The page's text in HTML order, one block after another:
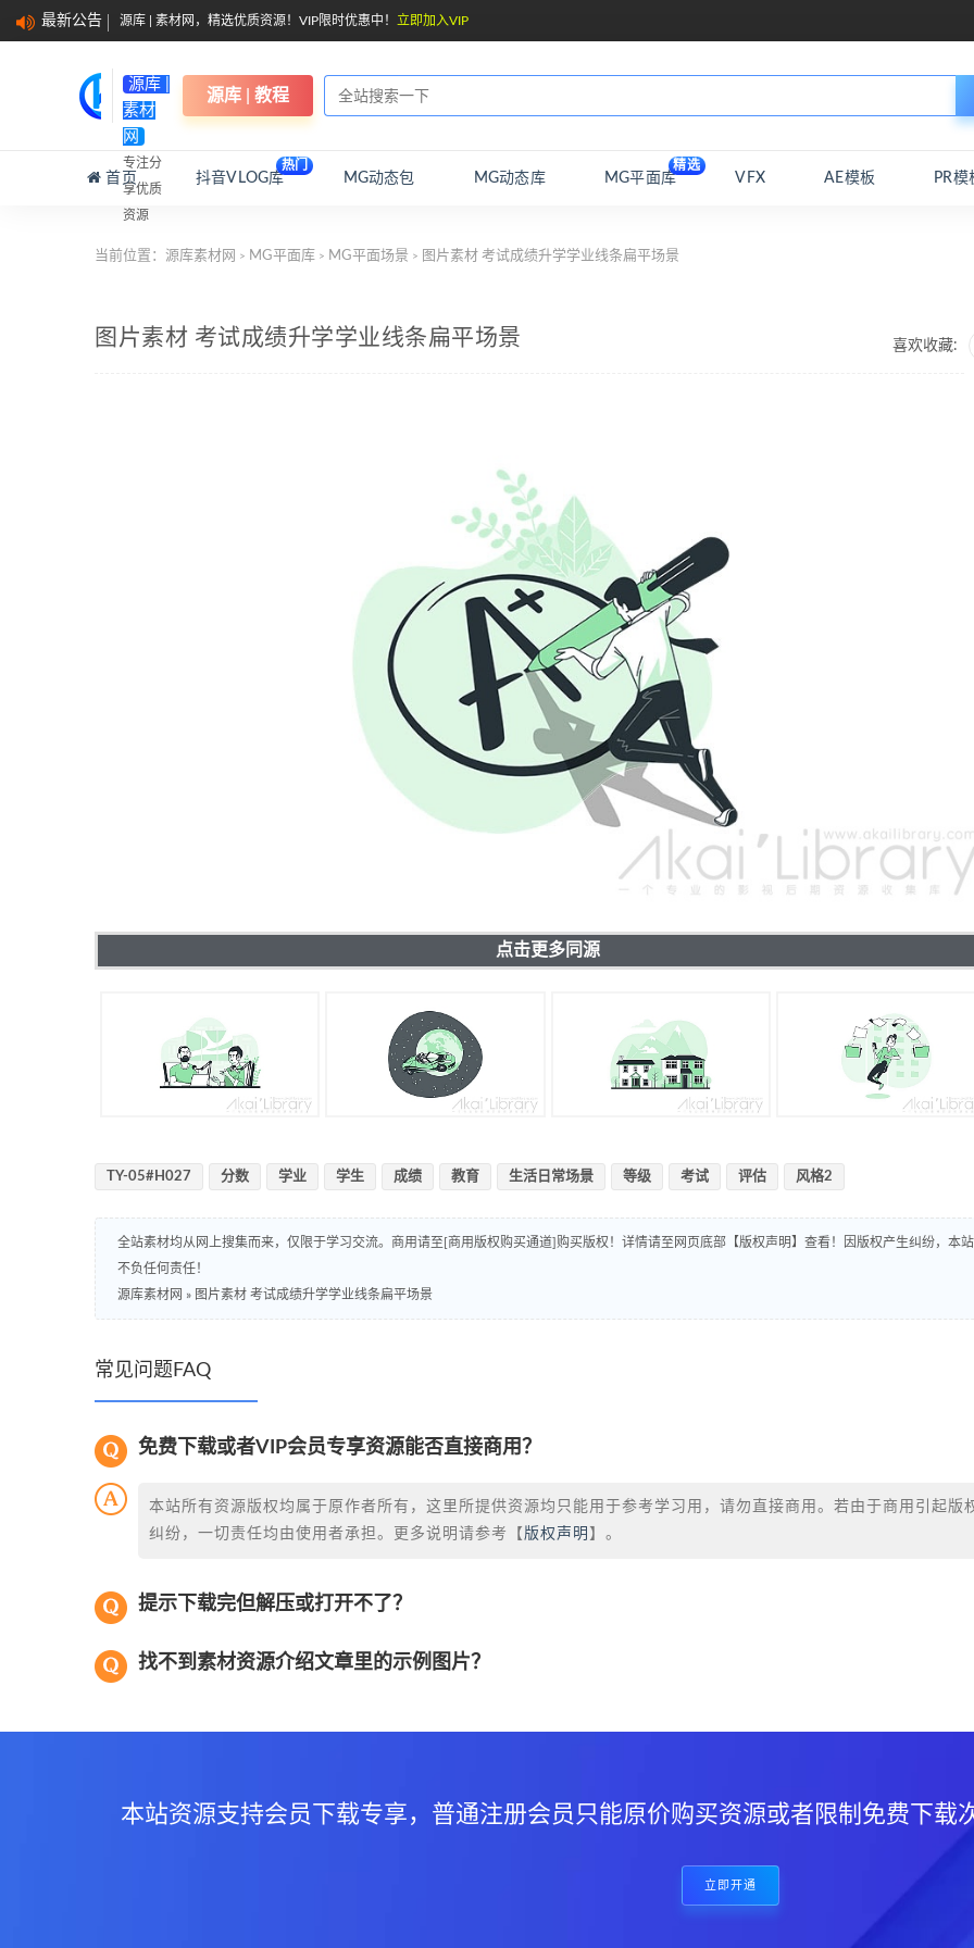
最新公告 源库 | 素材网，精选优质资源！VIP限时优惠中！ 立即加入VIP
源库 |
素材
网
专注分
享优质
资源
源库 | 教程
首页 抖音VLOG库
热门
MG动态包 MG动态库 MG平面库
精选
VFX AE模板 PR模
当前位置： 源库素材网 > MG平面库 > MG平面场景 > 图片素材 考试成绩升学学业线条扁平场景
喜欢收藏:
图片素材 考试成绩升学学业线条扁平场景
点击更多同源
TY-05#H027 分数 学业 学生 成绩 教育 生活日常场景 等级 考试 评估 风格2
全站素材均从网上搜集而来，仅限于学习交流。商用请至[商用版权购买通道]购买版权！详情请至网页底部【版权声明】查看！因版权产生纠纷，本站
不负任何责任！
源库素材网 » 图片素材 考试成绩升学学业线条扁平场景
常见问题FAQ
免费下载或者VIP会员专享资源能否直接商用？
本站所有资源版权均属于原作者所有，这里所提供资源均只能用于参考学习用，请勿直接商用。若由于商用引起版
纠纷，一切责任均由使用者承担。更多说明请参考【 版权声明 】。
提示下载完但解压或打开不了？
找不到素材资源介绍文章里的示例图片？
本站资源支持会员下载专享，普通注册会员只能原价购买资源或者限制免费下载
立即开通